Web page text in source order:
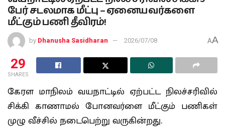
பேர் சடலமாக மீட்பு – ஏனையவர்களை
மீட்கும் பணி தீவிரம்!
by Dhanusha Sasidharan 2026/07/08 AA
29
SHARES
கேரள மாநிலம் வயநாட்டில் ஏற்பட்ட நிலச்சரிவில்
சிக்கி காணாமல் போனவர்ளை மீட்கும் பணிகள்
முழு வீச்சில் நடைபெற்று வருகின்றது.